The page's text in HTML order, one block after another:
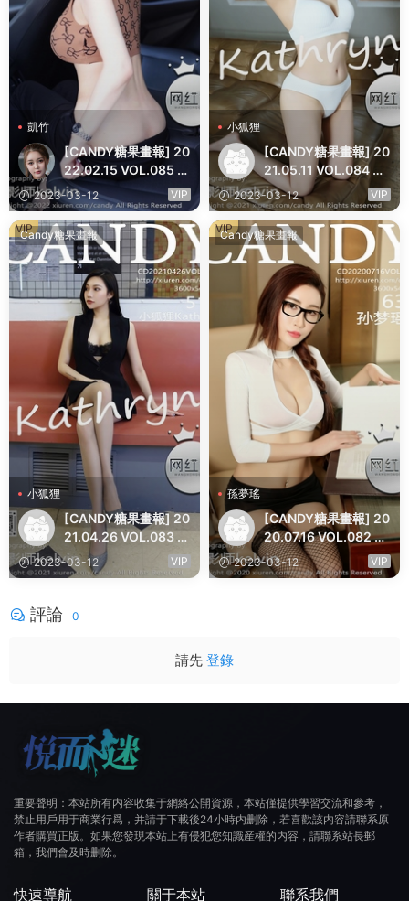
凱竹
[CANDY糖果畫報] 20
22.02.15 VOL.085 凱
竹姐姐
2023-03-12 VIP
小狐狸
[CANDY糖果畫報] 20
21.05.11 VOL.084 小
狐狸Kathryn
2023-03-12 VIP
Candy糖果畫報
小狐狸
[CANDY糖果畫報] 20
21.04.26 VOL.083 小
狐狸Kathryn
2023-03-12 VIP
VIP Candy糖果畫報
孫夢瑤
[CANDY糖果畫報] 20
20.07.16 VOL.082 O
L短裙網襪 孫夢瑤
2023-03-12 VIP
VIP
評論 0
請先 登錄
重要聲明：本站所有内容收集于網絡公開資源，本站僅提供學習交流和參考，
禁止用戶用于商業行爲，并請于下載後24小時内删除，若喜歡該内容請聯系原
作者購買正版。如果您發現本站上有侵犯您知識産權的内容，請聯系站長郵
箱，我們會及時删除。
快速導航 關于本站 聯系我們